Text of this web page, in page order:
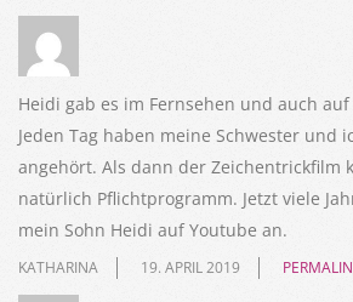
Heidi gab es im Fernsehen und auch
Jeden Tag haben meine Schwester und
angehört. Als dann der Zeichentrickfilm
natürlich Pflichtprogramm. Jetzt viele
mein Sohn Heidi auf Youtube an.
KATHARINA 19. APRIL 2019